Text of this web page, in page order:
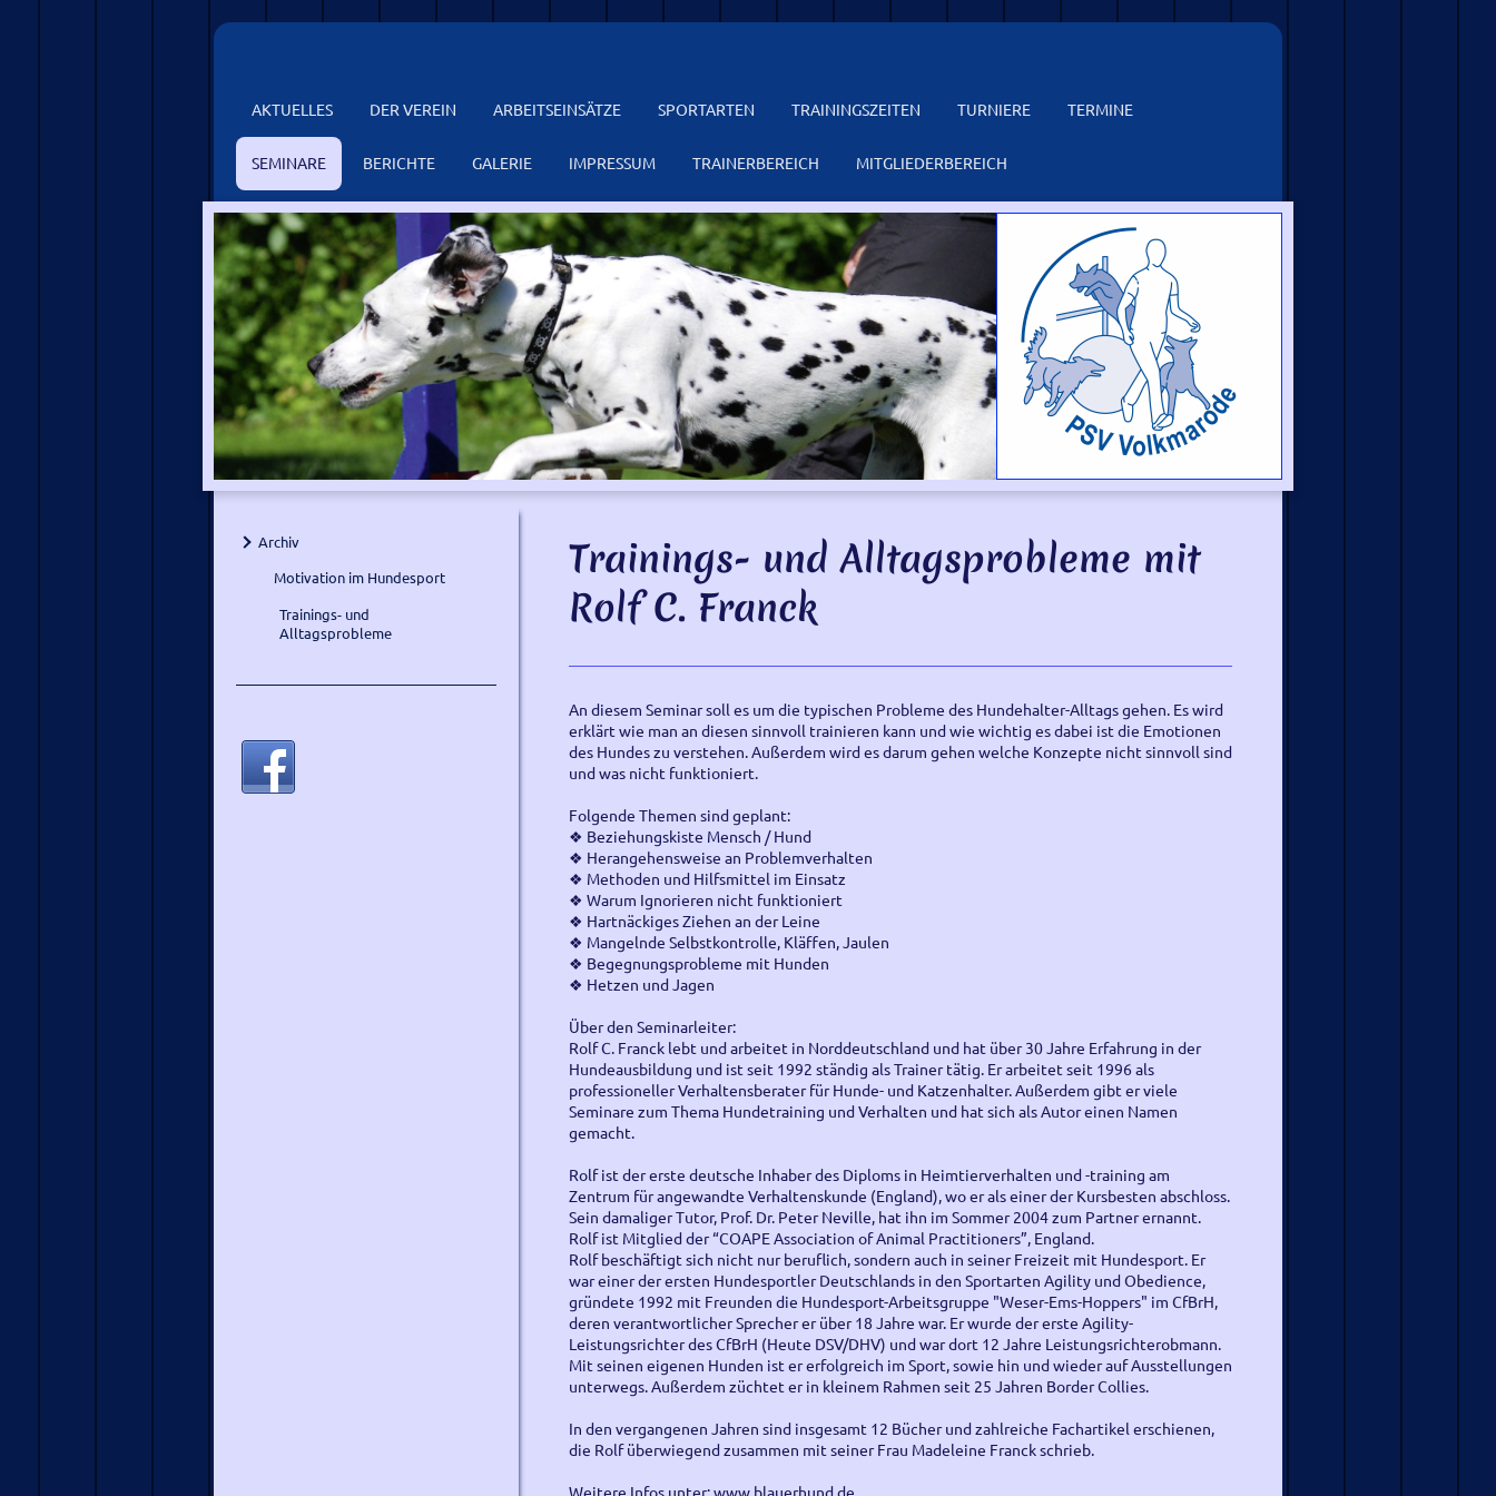
AKTUELLES DER VEREIN ARBEITSEINSÄTZE SPORTARTEN TRAININGSZEITEN TURNIERE TERMINE
SEMINARE BERICHTE GALERIE IMPRESSUM TRAINERBEREICH MITGLIEDERBEREICH
Trainings- und Alltagsprobleme mit
Rolf C. Franck
An diesem Seminar soll es um die typischen Probleme des Hundehalter-Alltags gehen. Es wird
erklärt wie man an diesen sinnvoll trainieren kann und wie wichtig es dabei ist die Emotionen
des Hundes zu verstehen. Außerdem wird es darum gehen welche Konzepte nicht sinnvoll sind
und was nicht funktioniert.
Folgende Themen sind geplant:
❖ Beziehungskiste Mensch / Hund
❖ Herangehensweise an Problemverhalten
❖ Methoden und Hilfsmittel im Einsatz
❖ Warum Ignorieren nicht funktioniert
❖ Hartnäckiges Ziehen an der Leine
❖ Mangelnde Selbstkontrolle, Kläffen, Jaulen
❖ Begegnungsprobleme mit Hunden
❖ Hetzen und Jagen
Über den Seminarleiter:
Rolf C. Franck lebt und arbeitet in Norddeutschland und hat über 30 Jahre Erfahrung in der
Hundeausbildung und ist seit 1992 ständig als Trainer tätig. Er arbeitet seit 1996 als
professioneller Verhaltensberater für Hunde- und Katzenhalter. Außerdem gibt er viele
Seminare zum Thema Hundetraining und Verhalten und hat sich als Autor einen Namen
gemacht.
Rolf ist der erste deutsche Inhaber des Diploms in Heimtierverhalten und -training am
Zentrum für angewandte Verhaltenskunde (England), wo er als einer der Kursbesten abschloss.
Sein damaliger Tutor, Prof. Dr. Peter Neville, hat ihn im Sommer 2004 zum Partner ernannt.
Rolf ist Mitglied der “COAPE Association of Animal Practitioners”, England.
Rolf beschäftigt sich nicht nur beruflich, sondern auch in seiner Freizeit mit Hundesport. Er
war einer der ersten Hundesportler Deutschlands in den Sportarten Agility und Obedience,
gründete 1992 mit Freunden die Hundesport-Arbeitsgruppe "Weser-Ems-Hoppers" im CfBrH,
deren verantwortlicher Sprecher er über 18 Jahre war. Er wurde der erste Agility-
Leistungsrichter des CfBrH (Heute DSV/DHV) und war dort 12 Jahre Leistungsrichterobmann.
Mit seinen eigenen Hunden ist er erfolgreich im Sport, sowie hin und wieder auf Ausstellungen
unterwegs. Außerdem züchtet er in kleinem Rahmen seit 25 Jahren Border Collies.
In den vergangenen Jahren sind insgesamt 12 Bücher und zahlreiche Fachartikel erschienen,
die Rolf überwiegend zusammen mit seiner Frau Madeleine Franck schrieb.
Weitere Infos unter:www.blauerhund.de
Archiv
Motivation im Hundesport
Trainings- und
Alltagsprobleme